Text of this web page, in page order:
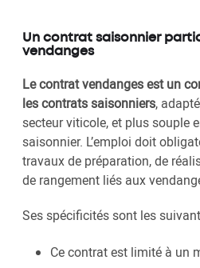
Un contrat saisonnier
vendanges
Le contrat vendanges est un
les contrats saisonniers,
secteur viticole, et plus souple
saisonnier. L’emploi doit
travaux de préparation, de
de rangement liés aux
Ses spécificités sont les
Ce contrat est limité à un